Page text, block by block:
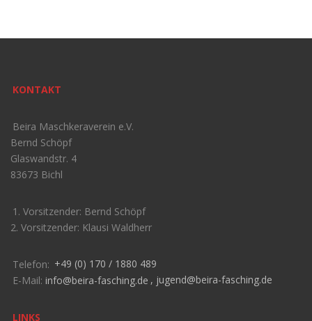
KONTAKT
Beira Maschkeraverein e.V.
Bernd Schöpf
Glaswandstr. 4
83673 Bichl
1. Vorsitzender: Bernd Schöpf
2. Vorsitzender: Klausi Waldherr
Telefon: +49 (0) 170 / 1880 489
E-Mail: info@beira-fasching.de , jugend@beira-fasching.de
LINKS